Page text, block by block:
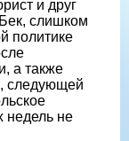
и друг
слишком
политике
а также
следующей
недель не